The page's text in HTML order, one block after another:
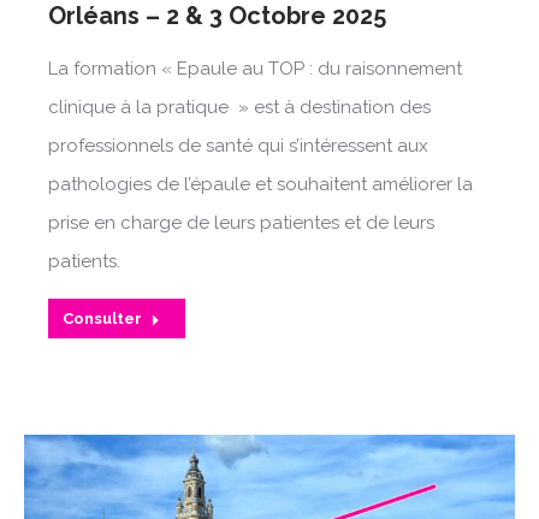
Orléans – 2 & 3 Octobre 2025
La formation « Epaule au TOP : du raisonnement
clinique à la pratique » est à destination des
professionnels de santé qui s’intéressent aux
pathologies de l’épaule et souhaitent améliorer la
prise en charge de leurs patientes et de leurs
patients.
Consulter